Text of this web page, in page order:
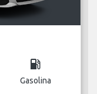
local_gas_station
Gasolina